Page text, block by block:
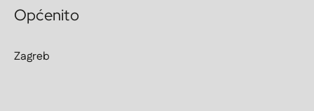
Općenito
Zagreb